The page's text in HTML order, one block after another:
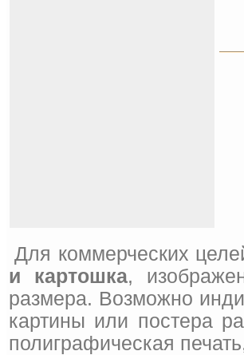
Для коммерческих
и картошка,
размера. Возможно
картины или постера
полиграфическая